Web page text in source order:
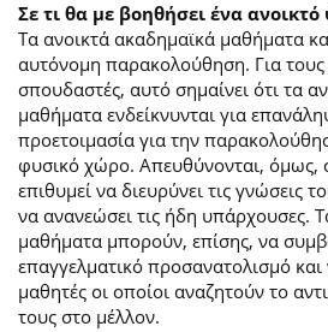
Σε τι θα με βοηθήσει ένα
Τα ανοικτά ακαδημαϊκά μαθήματα
αυτόνομη παρακολούθηση. Για τους
σπουδαστές, αυτό σημαίνει ότι τα
μαθήματα ενδείκνυνται για
προετοιμασία για την
φυσικό χώρο. Απευθύνονται, όμως,
επιθυμεί να διευρύνει τις γνώσεις
να ανανεώσει τις ήδη υπάρχουσες.
μαθήματα μπορούν, επίσης, να
επαγγελματικό προσανατολισμό
μαθητές οι οποίοι αναζητούν το
τους στο μέλλον.